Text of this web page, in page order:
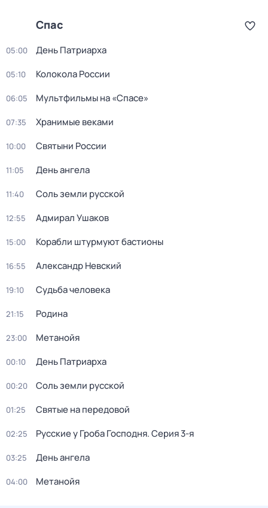
Спас
05:00 День Патриарха
05:10 Колокола России
06:05 Мультфильмы на «Спасе»
07:35 Хранимые веками
10:00 Святыни России
11:05 День ангела
11:40 Соль земли русской
12:55 Адмирал Ушаков
15:00 Корабли штурмуют бастионы
16:55 Александр Невский
19:10 Судьба человека
21:15 Родина
23:00 Метанойя
00:10 День Патриарха
00:20 Соль земли русской
01:25 Святые на передовой
02:25 Русcкие у Грoба Господня. Серия 3-я
03:25 День ангела
04:00 Метанойя